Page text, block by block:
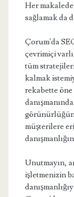
Her
sağlamak da
Çorum'da
çevrimiçi
tüm
kalmak
rekabette
müşterilere
Unutmayın,
işletmenizin